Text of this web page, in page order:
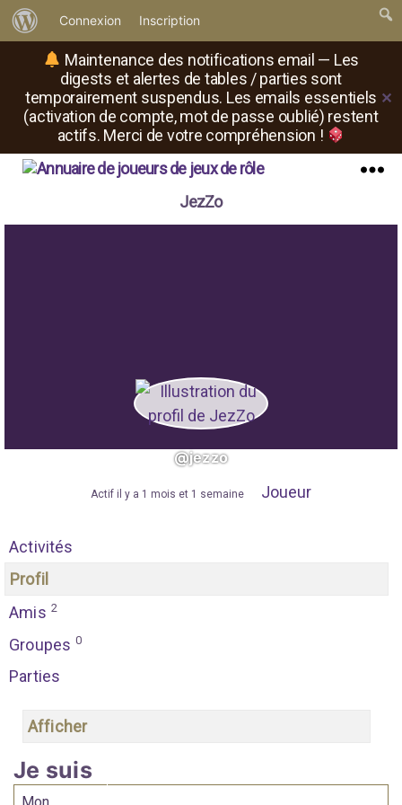
Maintenance des notifications email — Les
digests et alertes de tables / parties sont
temporairement suspendus. Les emails essentiels
(activation de compte, mot de passe oublié) restent
actifs. Merci de votre compréhension !
✕
propos
de
WordPress
Connexion Inscription
où
JezZo
@jezzo
Actif il y a 1 mois et 1 semaine Joueur
Activités
Profil
Amis 2
Groupes 0
Parties
Afficher
Je suis